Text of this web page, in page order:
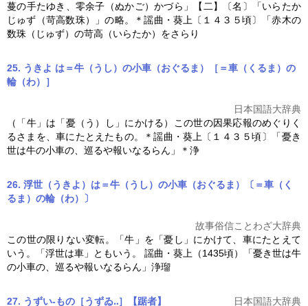
蔓の手たゆき、零余子（ぬかご）かづら」【二】〔名〕「いらたか
じゅず（苛高数珠）」の略。＊謡曲・ 葵上 〔１４３５頃〕「赤木の
数珠（じゅず）の苛高（いらたか）をさらり
25. うきよ は＝牛（うし）の小車（おぐるま）［＝車（くるま）の
輪（わ）］
日本国語大辞典
（「牛」は「憂（う）し」にかける）この世の因果応報のめぐりく
るさまを、車にたとえたもの。＊謡曲・ 葵上 〔１４３５頃〕「憂き
世は牛の小車の、巡るや報いなるらん」＊浄
26. 浮世（うきよ）は＝牛（うし）の小車（おぐるま）〔＝車（く
るま）の輪（わ）〕
故事俗信ことわざ大辞典
この世の限りない変転。「牛」を「憂し」にかけて、車にたとえて
いう。「浮世は車」ともいう。 謡曲・ 葵上 （1435頃）「憂き世は牛
の小車の、巡るや報いなるらん」浄瑠
27. うずい‐もの［うずゐ‥］【踞者】
日本国語大辞典